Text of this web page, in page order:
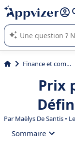
répondre (plusieurs
L'IA de Appvizer
logiciel SaaS en
Finance et comptabilité
Prix
ParMaëlys De Santis •
Sommaire